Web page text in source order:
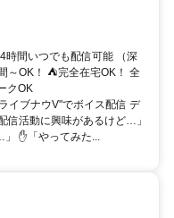
時間いつでも配信可能 （深
～OK！ ⛺完全在宅OK！ 全
クOK
イブナウV"でボイス配信 デ
信活動に興味があるけど…」
✋「やってみた...